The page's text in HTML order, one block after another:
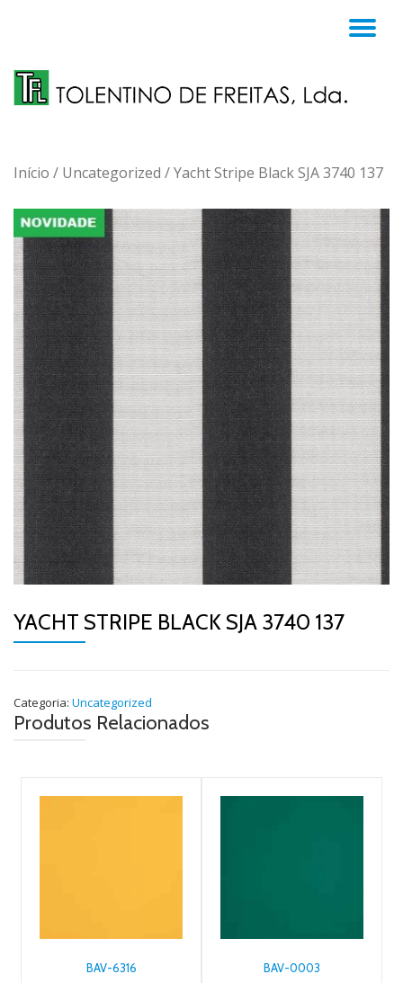
content
Início / Uncategorized / Yacht Stripe Black SJA 3740 137
YACHT STRIPE BLACK SJA 3740 137
Categoria: Uncategorized
Produtos Relacionados
BAV-6316 BAV-0003